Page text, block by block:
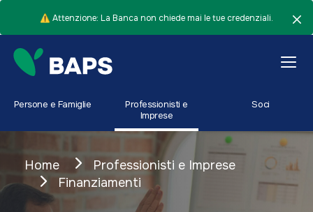
⚠️ Attenzione: La Banca non chiede mai le tue credenziali.
Persone e Famiglie
Professionisti e
Imprese
Soci
Home
Professionisti e Imprese
Finanziamenti